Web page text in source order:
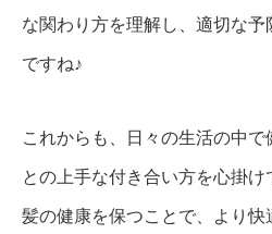
な関わり方を理解し、適切な
ですね♪
これからも、日々の生活の中
との上手な付き合い方を心掛
髪の健康を保つことで、より